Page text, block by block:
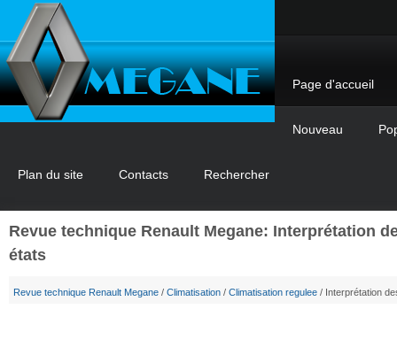
Page d'accueil
Nouveau
Plan du site Contacts Rechercher
Revue technique Renault Megane: Interprétation
états
Revue technique Renault Megane / Climatisation / Climatisation regulee / Interprétation